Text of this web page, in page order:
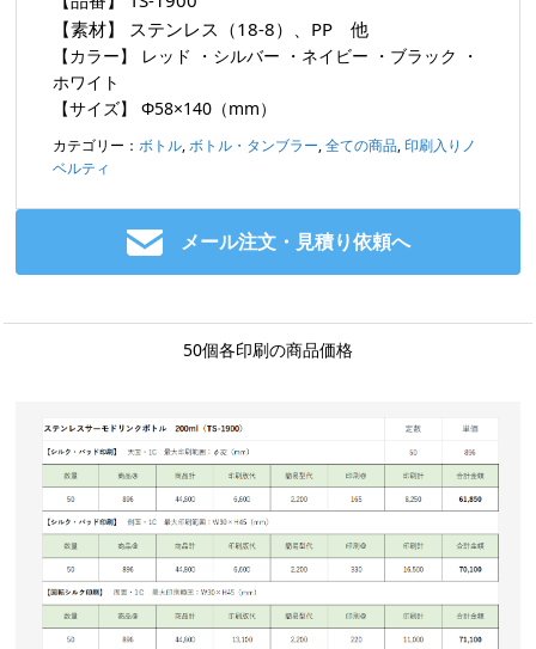
【素材】
ステンレス（18-8）、PP 他
【カラー】
レッド ・シルバー ・ネイビー ・ブラック ・
ホワイト
【サイズ】
Φ58×140（mm）
カテゴリー： ボトル,ボトル・タンブラー,全ての商品,印刷入りノ
ベルティ
メール注文・見積り依頼へ
50個各印刷の商品価格